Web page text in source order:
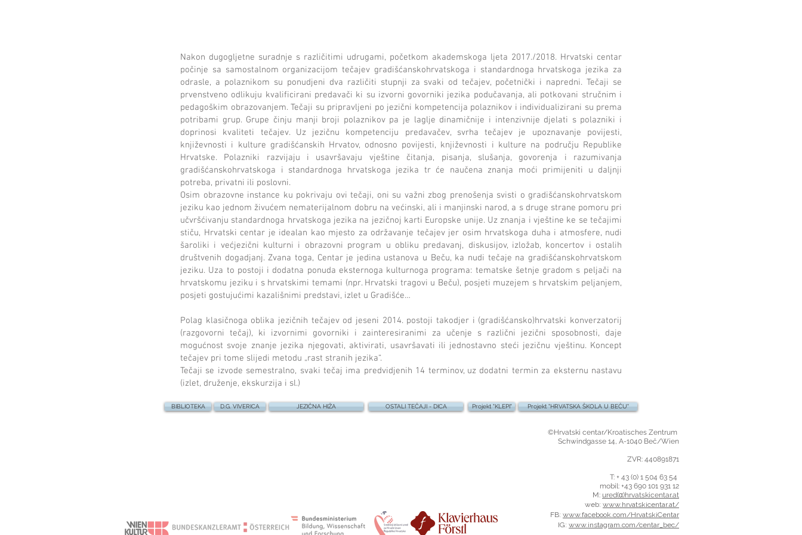
Nakon dugogljetne suradnje s različitimi udrugami, početkom akademskoga ljeta 2017./2018. Hrvatski centar
počinje sa samostalnom organizacijom tečajev gradišćanskohrvatskoga i standardnoga hrvatskoga jezika za
odrasle, a polaznikom su ponudjeni dva različiti stupnji za svaki od tečajev, početnički i napredni. Tečaji se
prvenstveno odlikuju kvalificirani predavači ki su izvorni govorniki jezika podučavanja, ali potkovani stručnim i
pedagoškim obrazovanjem. Tečaji su pripravljeni po jezični kompetencija polaznikov i individualizirani su prema
potribami grup. Grupe činju manji broji polaznikov pa je laglje dinamičnije i intenzivnije djelati s polazniki i
doprinosi kvaliteti tečajev. Uz jezičnu kompetenciju predavačev, svrha tečajev je upoznavanje povijesti,
književnosti i kulture gradišćanskih Hrvatov, odnosno povijesti, književnosti i kulture na području Republike
Hrvatske. Polazniki razvijaju i usavršavaju vještine čitanja, pisanja, slušanja, govorenja i razumivanja
gradišćanskohrvatskoga i standardnoga hrvatskoga jezika tr će naučena znanja moći primijeniti u daljnji
potreba, privatni ili poslovni.
Osim obrazovne instance ku pokrivaju ovi tečaji, oni su važni zbog prenošenja svisti o gradišćanskohrvatskom
jeziku kao jednom živućem nematerijalnom dobru na većinski, ali i manjinski narod, a s druge strane pomoru pri
učvršćivanju standardnoga hrvatskoga jezika na jezičnoj karti Europske unije. Uz znanja i vještine ke se tečajimi
stiču, Hrvatski centar je idealan kao mjesto za održavanje tečajev jer osim hrvatskoga duha i atmosfere, nudi
šaroliki i većjezični kulturni i obrazovni program u obliku predavanj, diskusijov, izložab, koncertov i ostalih
društvenih dogadjanj. Zvana toga, Centar je jedina ustanova u Beču, ka nudi tečaje na gradišćanskohrvatskom
jeziku. Uza to postoji i dodatna ponuda eksternoga kulturnoga programa: tematske šetnje gradom s peljači na
hrvatskomu jeziku i s hrvatskimi temami (npr. Hrvatski tragovi u Beču), posjeti muzejem s hrvatskim peljanjem,
posjeti gostujućimi kazališnimi predstavi, izlet u Gradišće…
Polag klasičnoga oblika jezičnih tečajev od jeseni 2014. postoji takodjer i (gradišćansko)hrvatski konverzatorij
(razgovorni tečaj), ki izvornimi govorniki i zainteresiranimi za učenje s različni jezični sposobnosti, daje
mogućnost svoje znanje jezika njegovati, aktivirati, usavršavati ili jednostavno steći jezičnu vještinu. Koncept
tečajev pri tome slijedi metodu „rast stranih jezika“.
Tečaji se izvode semestralno, svaki tečaj ima predvidjenih 14 terminov, uz dodatni termin za eksternu nastavu
(izlet, druženje, ekskurzija i sl.)
BIBLIOTEKA D.G. VIVERICA JEZIČNA HIŽA OSTALI TEČAJI - DICA Projekt "KLEPI" Projekt "HRVATSKA ŠKOLA U BEČU"
©Hrvatski centar/Kroatisches Zentrum
Schwindgasse 14, A-1040 Beč/Wien
ZVR: 440891871
T: + 43 (0) 1 504 63 54
mobil: +43 690 101 931 12
M: ured(α)hrvatskicentar.at
web: www.hrvatskicentar.at/
FB: www.facebook.com/HrvatskiCentar
IG: www.instagram.com/centar_bec/